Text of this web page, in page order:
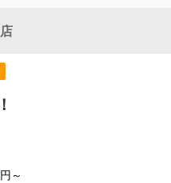
円～